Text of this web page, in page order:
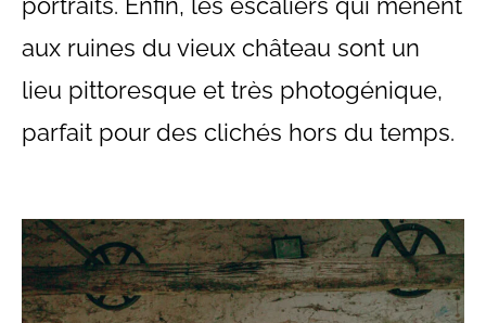
portraits. Enfin, les escaliers qui mènent
aux ruines du vieux château sont un
lieu pittoresque et très photogénique,
parfait pour des clichés hors du temps.